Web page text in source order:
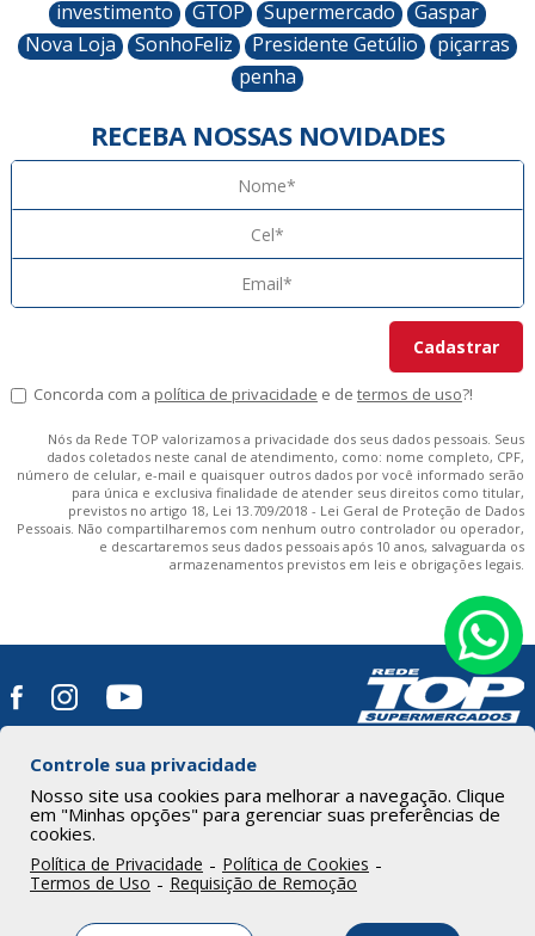
investimento
GTOP Supermercado
Gaspar
Nova Loja
SonhoFeliz Presidente Getúlio
piçarras
penha
RECEBA NOSSAS NOVIDADES
Concorda com a política de privacidade e de termos de uso?!
Nós da Rede TOP valorizamos a privacidade dos seus dados pessoais. Seus
dados coletados neste canal de atendimento, como: nome completo, CPF,
número de celular, e-mail e quaisquer outros dados por você informado serão
para única e exclusiva finalidade de atender seus direitos como titular,
previstos no artigo 18, Lei 13.709/2018 - Lei Geral de Proteção de Dados
Pessoais. Não compartilharemos com nenhum outro controlador ou operador,
e descartaremos seus dados pessoais após 10 anos, salvaguarda os
armazenamentos previstos em leis e obrigações legais.
HOME | A REDE TOP | LOJAS | PROGRAMA FIDELIDADE
OFERTAS | RECEITAS | NOTÍCIAS | VAGAS | CONTATO
© Copyright 2026 - Rede Top -Política de Privacidade
Controle sua privacidade
Nosso site usa cookies para melhorar a navegação. Clique
em "Minhas opções" para gerenciar suas preferências de
cookies.
Política de Privacidade - Política de Cookies -
Termos de Uso - Requisição de Remoção